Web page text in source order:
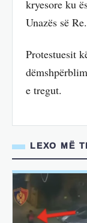
kryesore ku
Unazës së Re.
Protestuesit
e tregut.
LEXO MË